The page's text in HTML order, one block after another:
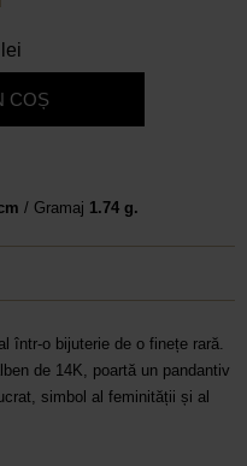
lei
COȘ
/ Gramaj 1.74 g.
într-o bijuterie de o finețe rară.
de 14K, poartă un pandantiv
simbol al feminității și al